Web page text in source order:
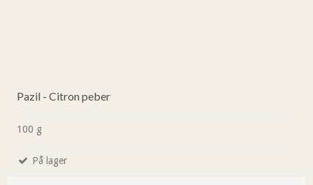
Pazil - Citron peber
100 g
På lager